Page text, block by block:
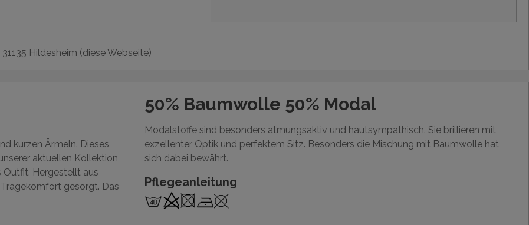
Hildesheim (diese Webseite)
kurzen Ärmeln. Dieses
aktuellen Kollektion
Outfit. Hergestellt aus
gesorgt. Das
50% Baumwolle 50% Modal
Modalstoffe sind besonders atmungsaktiv und hautsympathisch. Sie brillieren mit
exzellenter Optik und perfektem Sitz. Besonders die Mischung mit Baumwolle hat
sich dabei bewährt.
Pflegeanleitung